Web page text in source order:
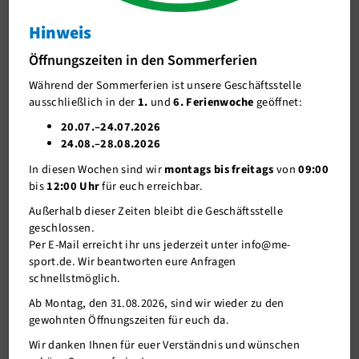
Info
Wann geht es wieder los?
07.05.2020
J-Team
Stellenangebote
Förderverein me-sport e.V.
Mitgliederservice
Verantwortung
Hinweis
Öffnungszeiten in den Sommerferien
Während der Sommerferien ist unsere Geschäftsstelle
ausschließlich in der 1. und6. Ferienwochegeöffnet:
20.07.–24.07.2026
24.08.–28.08.2026
In diesen Wochen sind wirmontags bis freitagsvon09:00
bis12:00 Uhrfür euch erreichbar.
Außerhalb dieser Zeiten bleibt die Geschäftsstelle
geschlossen.
Per E-Mail erreicht ihr uns jederzeit unter info@me-
sport.de. Wir beantworten eure Anfragen
schnellstmöglich.
Ab Montag, den 31.08.2026, sind wir wieder zu den
gewohnten Öffnungszeiten für euch da.
Wir danken Ihnen für euer Verständnis und wünschen